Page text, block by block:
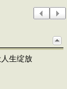
生绽放